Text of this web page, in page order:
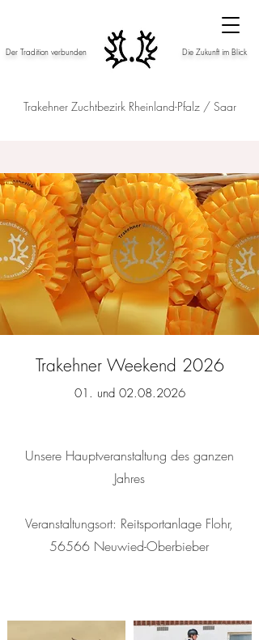
Der Tradition verbunden Die Zukunft im Blick
Trakehner Zuchtbezirk Rheinland-Pfalz / Saar
Trakehner Weekend 2026
01. und 02.08.2026
Unsere Hauptveranstaltung des ganzen
Jahres
Veranstaltungsort: Reitsportanlage Flohr,
56566 Neuwied-Oberbieber